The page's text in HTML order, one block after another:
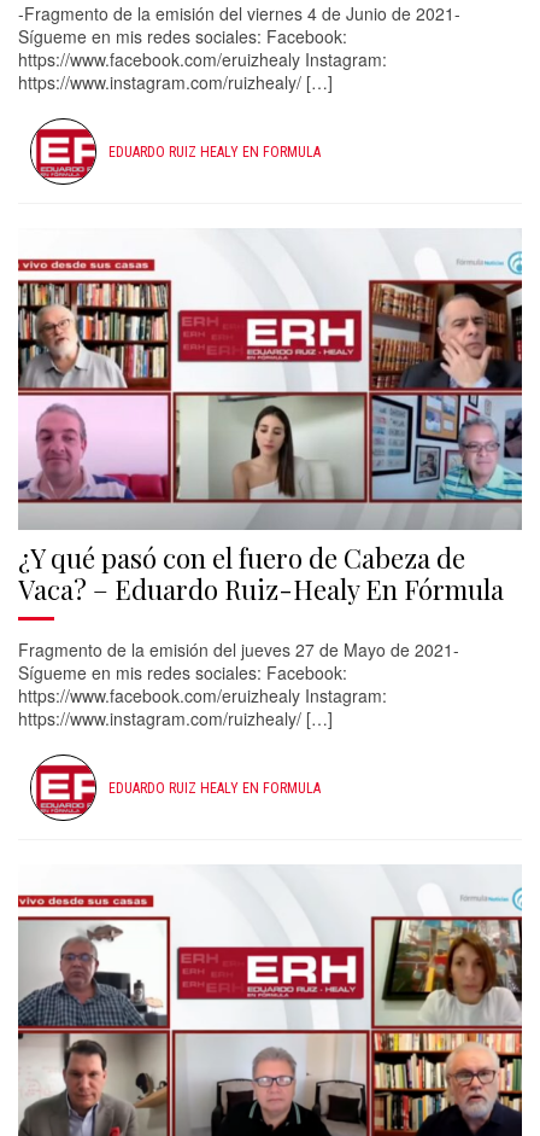
-Fragmento de la emisión del viernes 4 de Junio de 2021-
Sígueme en mis redes sociales: Facebook:
https://www.facebook.com/eruizhealy Instagram:
https://www.instagram.com/ruizhealy/ […]
EDUARDO RUIZ HEALY EN FORMULA
¿Y qué pasó con el fuero de Cabeza de
Vaca? – Eduardo Ruiz-Healy En Fórmula
Fragmento de la emisión del jueves 27 de Mayo de 2021-
Sígueme en mis redes sociales: Facebook:
https://www.facebook.com/eruizhealy Instagram:
https://www.instagram.com/ruizhealy/ […]
EDUARDO RUIZ HEALY EN FORMULA